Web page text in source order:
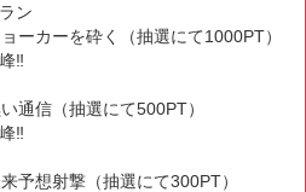
ン
カーを砕く（抽選にて1000PT）
‼️
信（抽選にて500PT）
‼️
想射撃（抽選にて300PT）